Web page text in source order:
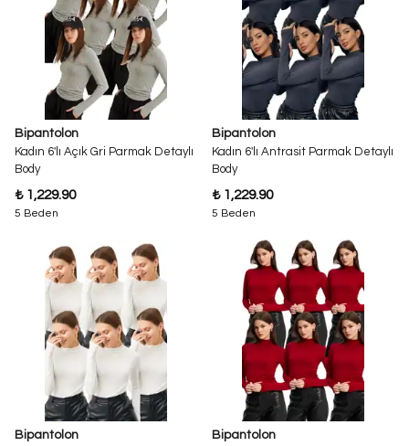
Bipantolon
Kadın 6'lı Açık Gri Parmak Detaylı
Body
₺ 1,229.90
5 Beden
Bipantolon
Kadın 6'lı Antrasit Parmak Detaylı
Body
₺ 1,229.90
5 Beden
Bipantolon
Bipantolon